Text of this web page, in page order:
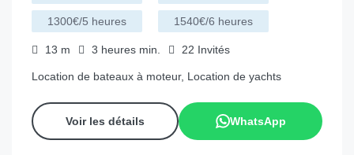
1300€/5 heures 1540€/6 heures
13 m 3 heures min. 22 Invités
Location de bateaux à moteur, Location de yachts
Voir les détails WhatsApp